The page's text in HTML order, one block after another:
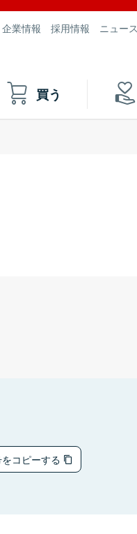
企業情報 採用情報 ニュー
買う
コピーする